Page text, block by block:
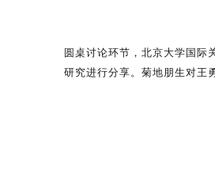
圆桌讨论环节，北京大学国际
研究进行分享。菊地朋生对王